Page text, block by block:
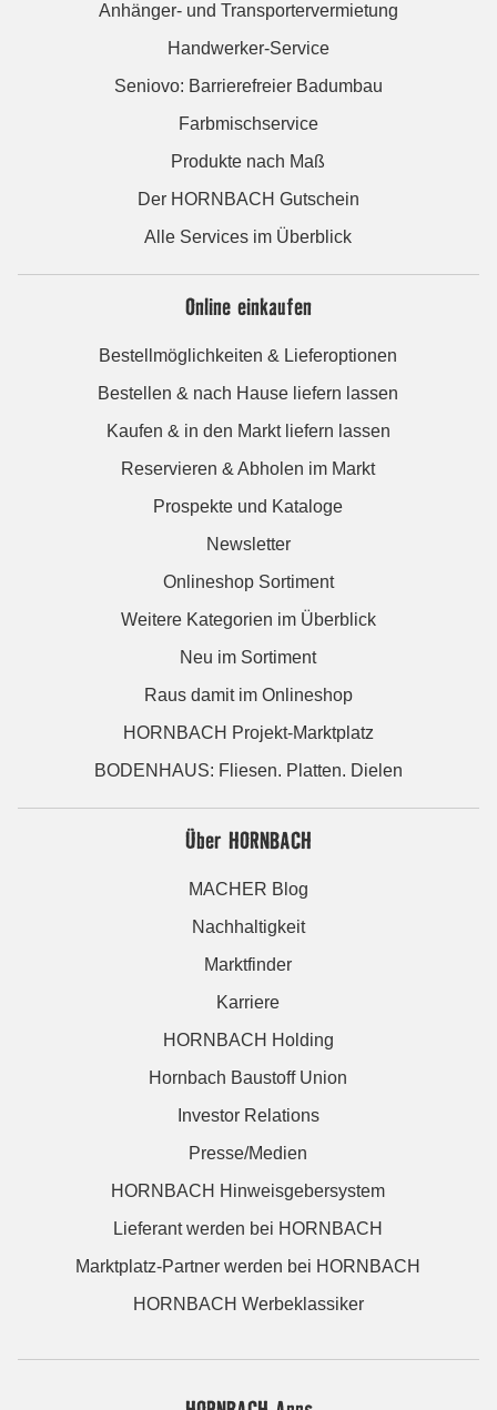
Anhänger- und Transportervermietung
Handwerker-Service
Seniovo: Barrierefreier Badumbau
Farbmischservice
Produkte nach Maß
Der HORNBACH Gutschein
Alle Services im Überblick
Online einkaufen
Bestellmöglichkeiten & Lieferoptionen
Bestellen & nach Hause liefern lassen
Kaufen & in den Markt liefern lassen
Reservieren & Abholen im Markt
Prospekte und Kataloge
Newsletter
Onlineshop Sortiment
Weitere Kategorien im Überblick
Neu im Sortiment
Raus damit im Onlineshop
HORNBACH Projekt-Marktplatz
BODENHAUS: Fliesen. Platten. Dielen
Über HORNBACH
MACHER Blog
Nachhaltigkeit
Marktfinder
Karriere
HORNBACH Holding
Hornbach Baustoff Union
Investor Relations
Presse/Medien
HORNBACH Hinweisgebersystem
Lieferant werden bei HORNBACH
Marktplatz-Partner werden bei HORNBACH
HORNBACH Werbeklassiker